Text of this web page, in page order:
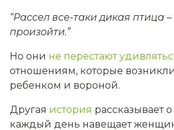
“Рассел все-таки дикая птица
произойти.”
Но они не перестают
отношениям, которые
ребенком и вороной.
Другая история рассказывает
каждый день навещает